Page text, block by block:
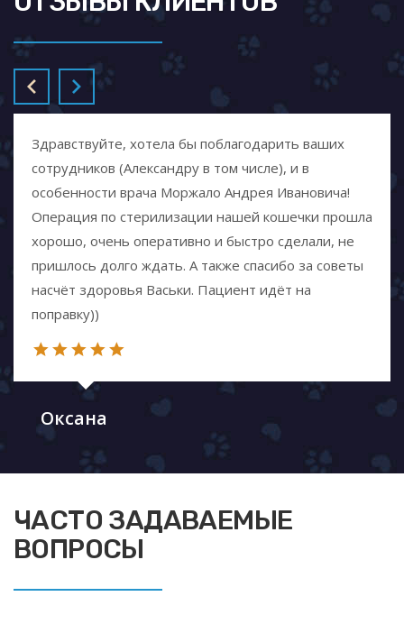
Здравствуйте, хотела бы поблагодарить ваших
сотрудников (Александру в том числе), и в
особенности врача Моржало Андрея Ивановича!
Операция по стерилизации нашей кошечки прошла
хорошо, очень оперативно и быстро сделали, не
пришлось долго ждать. А также спасибо за советы
насчёт здоровья Васьки. Пациент идёт на
поправку))
Оксана
ЧАСТО ЗАДАВАЕМЫЕ
ВОПРОСЫ